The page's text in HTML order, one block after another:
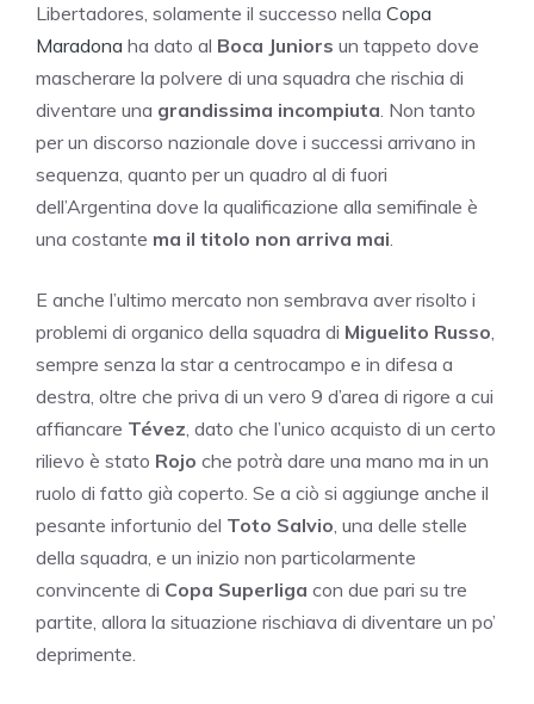
Libertadores, solamente il successo nella Copa
Maradona ha dato al Boca Juniors un tappeto dove
mascherare la polvere di una squadra che rischia di
diventare una grandissima incompiuta. Non tanto
per un discorso nazionale dove i successi arrivano in
sequenza, quanto per un quadro al di fuori
dell’Argentina dove la qualificazione alla semifinale è
una costante ma il titolo non arriva mai.
E anche l’ultimo mercato non sembrava aver risolto i
problemi di organico della squadra di Miguelito Russo,
sempre senza la star a centrocampo e in difesa a
destra, oltre che priva di un vero 9 d’area di rigore a cui
affiancare Tévez, dato che l’unico acquisto di un certo
rilievo è stato Rojo che potrà dare una mano ma in un
ruolo di fatto già coperto. Se a ciò si aggiunge anche il
pesante infortunio del Toto Salvio, una delle stelle
della squadra, e un inizio non particolarmente
convincente di Copa Superliga con due pari su tre
partite, allora la situazione rischiava di diventare un po’
deprimente.